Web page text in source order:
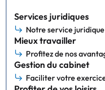
Services juridiques
Notre service
Mieux travailler
Profitez de nos
Gestion du cabinet
Faciliter votre